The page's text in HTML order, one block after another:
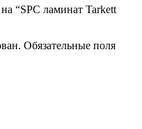
“SPC ламинат Tarkett
Обязательные поля